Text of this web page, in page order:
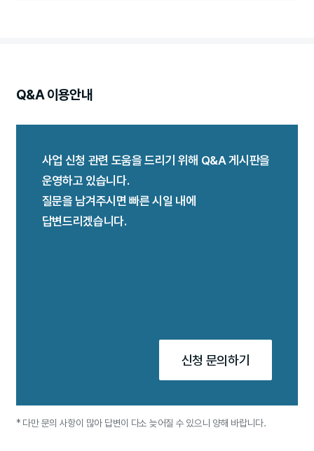
Q&A 이용안내
사업 신청 관련 도움을 드리기 위해 Q&A 게시판을
운영하고 있습니다.
질문을 남겨주시면 빠른 시일 내에
답변드리겠습니다.
신청 문의하기
* 다만 문의 사항이 많아 답변이 다소 늦어질 수 있으니 양해 바랍니다.